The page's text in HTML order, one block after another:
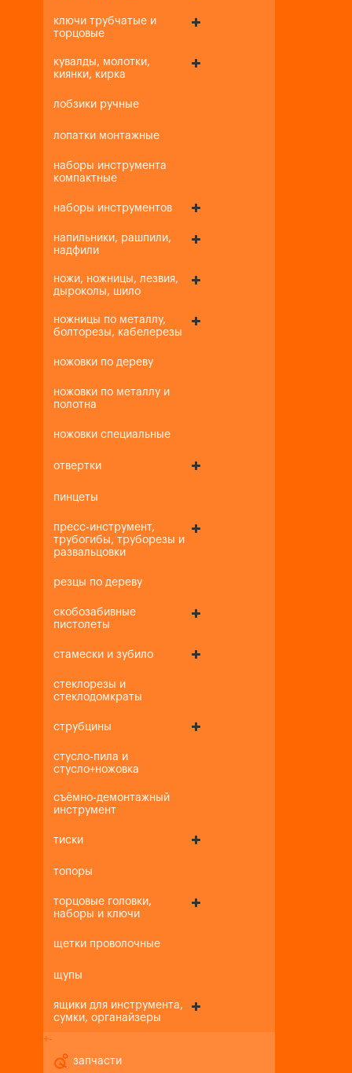
ключи трубчатые и
торцовые
кувалды, молотки,
киянки, кирка
лобзики ручные
лопатки монтажные
наборы инструмента
компактные
наборы инструментов
напильники, рашпили,
надфили
ножи, ножницы, лезвия,
дыроколы, шило
ножницы по металлу,
болторезы, кабелерезы
ножовки по дереву
ножовки по металлу и
полотна
ножовки специальные
отвертки
пинцеты
пресс-инструмент,
трубогибы, труборезы и
развальцовки
резцы по дереву
скобозабивные
пистолеты
стамески и зубило
стеклорезы и
стеклодомкраты
струбцины
стусло-пила и
стусло+ножовка
съёмно-демонтажный
инструмент
тиски
топоры
торцовые головки,
наборы и ключи
щетки проволочные
щупы
ящики для инструмента,
сумки, органайзеры
+-
запчасти